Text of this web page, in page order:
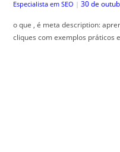
Especialista em SEO | 30 de
o que , é meta description:
cliques com exemplos práticos